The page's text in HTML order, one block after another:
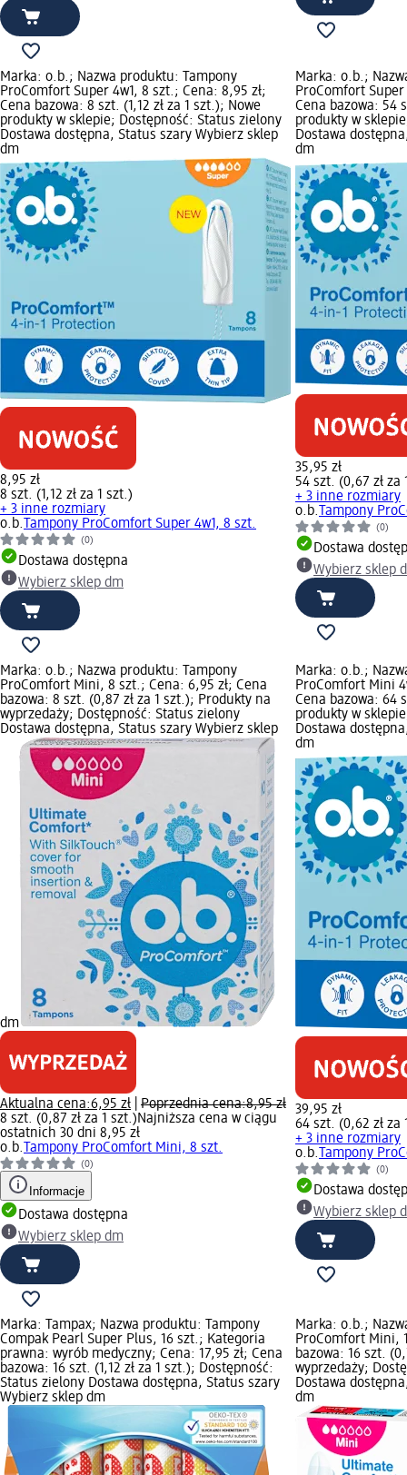
Marka: o.b.; Nazwa produktu: Tampony
ProComfort Super 4w1, 8 szt.; Cena: 8,95 zł;
Cena bazowa: 8 szt. (1,12 zł za 1 szt.); Nowe
produkty w sklepie; Dostępność: Status zielony
Dostawa dostępna, Status szary Wybierz sklep
dm
8,95 zł
8 szt. (1,12 zł za 1 szt.)
+ 3 inne rozmiary
o.b. Tampony ProComfort Super 4w1, 8 szt.
(0)
Dostawa dostępna
Wybierz sklep dm
Marka: o.b.;
ProComfort Super
Cena bazowa: 54
produkty w
Dostawa
dm
35,95 zł
54 szt. (0,67 zł za
+ 3 inne rozmiary
o.b. Tampony
(0)
Dostawa
Wybierz sklep
Marka: o.b.; Nazwa produktu: Tampony
ProComfort Mini, 8 szt.; Cena: 6,95 zł; Cena
bazowa: 8 szt. (0,87 zł za 1 szt.); Produkty na
wyprzedaży; Dostępność: Status zielony
Dostawa dostępna, Status szary Wybierz sklep
dm
Aktualna cena:6,95 zł Poprzednia cena:8,95 zł
8 szt. (0,87 zł za 1 szt.)Najniższa cena w ciągu
ostatnich 30 dni 8,95 zł
o.b. Tampony ProComfort Mini, 8 szt.
(0)
Informacje
Dostawa dostępna
Wybierz sklep dm
Marka: o.b.;
ProComfort Mini
Cena bazowa: 64
produkty w
Dostawa
dm
39,95 zł
64 szt. (0,62 zł za
+ 3 inne rozmiary
o.b. Tampony
(0)
Dostawa
Wybierz sklep
Marka: Tampax; Nazwa produktu: Tampony
Compak Pearl Super Plus, 16 szt.; Kategoria
prawna: wyrób medyczny; Cena: 17,95 zł; Cena
bazowa: 16 szt. (1,12 zł za 1 szt.); Dostępność:
Status zielony Dostawa dostępna, Status szary
Wybierz sklep dm
Marka: o.b.;
ProComfort Mini,
bazowa: 16 szt.
wyprzedaży;
Dostawa
dm